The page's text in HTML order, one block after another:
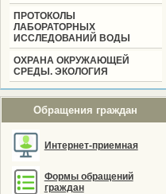
ПРОТОКОЛЫ
ЛАБОРАТОРНЫХ
ИССЛЕДОВАНИЙ ВОДЫ
ОХРАНА ОКРУЖАЮЩЕЙ
СРЕДЫ. ЭКОЛОГИЯ
Обращения граждан
Интернет-приемная
Формы обращений
граждан